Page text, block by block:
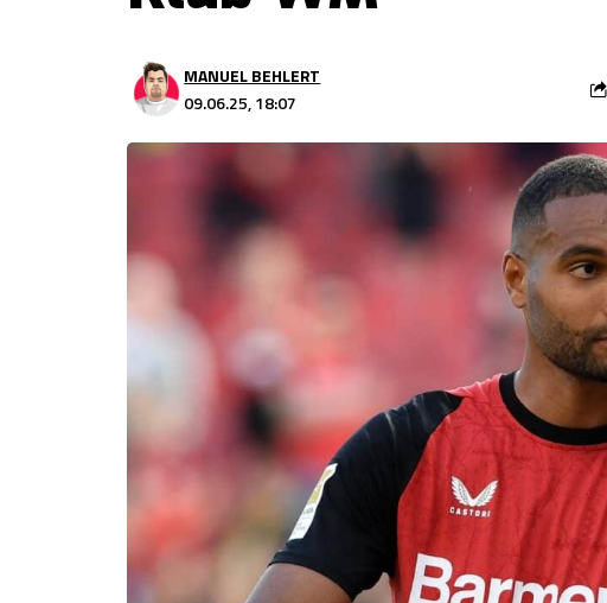
09.06.25, 18:07
MANUEL BEHLERT